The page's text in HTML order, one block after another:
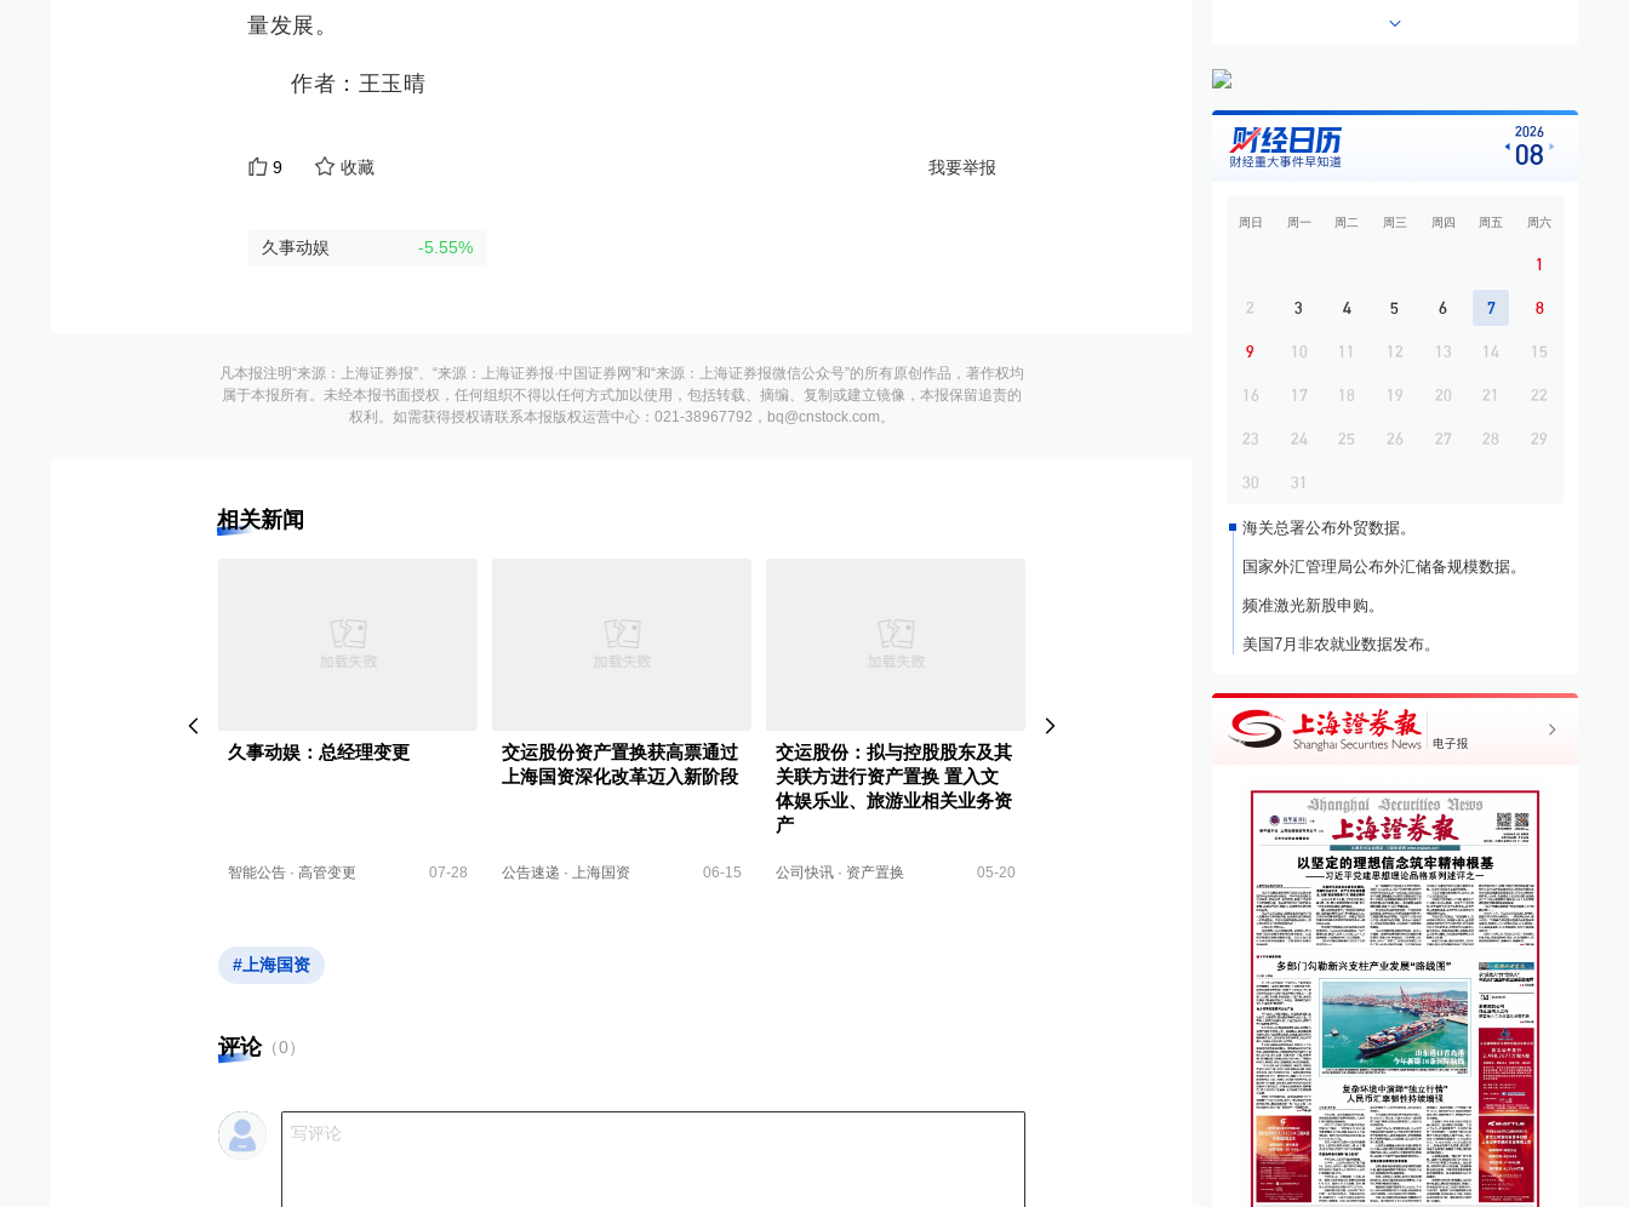
量发展。
作者：王玉晴
9 收藏 我要举报
久事动娱 -5.55%
凡本报注明“来源：上海证券报”、“来源：上海证券报·中国证券网”和“来源：上海证券报微信公众号”的所有原创作品，著作权均
属于本报所有。未经本报书面授权，任何组织不得以任何方式加以使用，包括转载、摘编、复制或建立镜像，本报保留追责的
权利。如需获得授权请联系本报版权运营中心：021-38967792，bq@cnstock.com。
相关新闻
久事动娱：总经理变更
智能公告 · 高管变更 07-28
交运股份资产置换获高票通过
上海国资深化改革迈入新阶段
公告速递 · 上海国资 06-15
交运股份：拟与控股股东及其
关联方进行资产置换 置入文
体娱乐业、旅游业相关业务资
产
公司快讯 · 资产置换 05-20
H5｜交运股份2026可视化一
久事动娱：总经理变更
智能公告·高管变更
#上海国资
评论（0）
专题·港股异动 | 沪上阿姨盘中涨超13%
8
源等多股涨停
9
专题·国际晨讯 | 闪迪、西部数据美股盘后大
10 开盘必读
2026
08
周日 周一 周二 周三 周四 周五 周六
1
2 3 4 5 6 7 8
9 10 11 12 13 14 15
16 17 18 19 20 21 22
23 24 25 26 27 28 29
30 31
海关总署公布外贸数据。
国家外汇管理局公布外汇储备规模数据。
频准激光新股申购。
美国7月非农就业数据发布。